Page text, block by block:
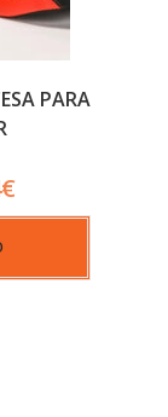
PARA
€